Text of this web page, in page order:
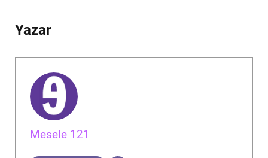
Yazar
Mesele 121